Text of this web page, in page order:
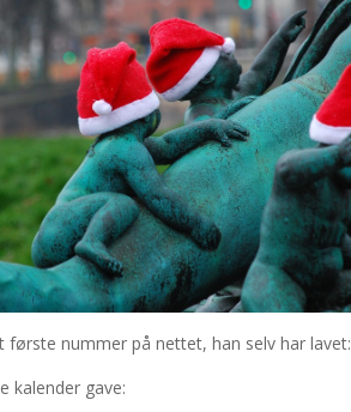
nummer på nettet, han selv har lavet:
kalender gave: